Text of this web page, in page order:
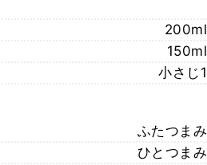
200ml
150ml
小さじ1
ふたつまみ
ひとつまみ